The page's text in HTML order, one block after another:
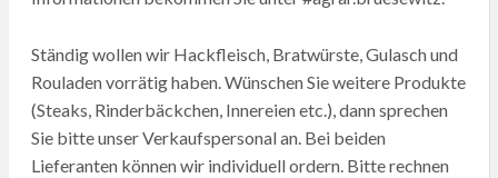
Ständig wollen wir Hackfleisch, Bratwürste, Gulasch und
Rouladen vorrätig haben. Wünschen Sie weitere Produkte
(Steaks, Rinderbäckchen, Innereien etc.), dann sprechen
Sie bitte unser Verkaufspersonal an. Bei beiden
Lieferanten können wir individuell ordern. Bitte rechnen